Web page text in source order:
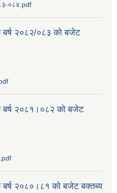
०८४.pdf
बर्ष २०८२/०८३ को बजेट
बर्ष २०८१।०८२ को बजेट
बर्ष २०८०।८१ को बजेट बक्तब्य